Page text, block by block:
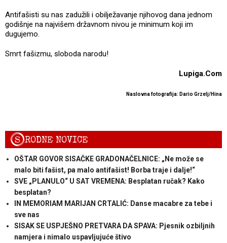
Antifašisti su nas zadužili i obilježavanje njihovog dana jednom
godišnje na najvišem državnom nivou je minimum koji im
dugujemo.
Smrt fašizmu, sloboda narodu!
Lupiga.Com
Naslovna fotografija: Dario Grzelj/Hina
SRODNE NOVICE
OŠTAR GOVOR SISAČKE GRADONAČELNICE: „Ne može se
malo biti fašist, pa malo antifašist! Borba traje i dalje!“
SVE „PLANULO“ U SAT VREMENA: Besplatan ručak? Kako
besplatan?
IN MEMORIAM MARIJAN CRTALIĆ: Danse macabre za tebe i
sve nas
SISAK SE USPJEŠNO PRETVARA DA SPAVA: Pjesnik ozbiljnih
namjera i nimalo uspavljujuće štivo